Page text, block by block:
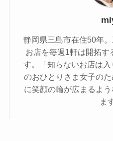
静岡県三島市在住50年
お店を毎週1軒は開拓
す。「知らないお店は
のおひとりさま女子の
に笑顔の輪が広まるよ
ま